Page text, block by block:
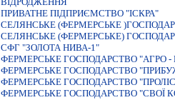
ПРИВАТНЕ ПIДПРИЄМСТВО "IСКРА"
СЕЛЯНСЬКЕ (ФЕРМЕРСЬКЕ
СЕЛЯНСЬКЕ (ФЕРМЕРСЬКЕ)
СФГ "ЗОЛОТА НИВА-1"
ФЕРМЕРСЬКЕ ГОСПОДАРСТВО "АГРО -
ФЕРМЕРСЬКЕ ГОСПОДАРСТВО
ФЕРМЕРСЬКЕ ГОСПОДАРСТВО
ФЕРМЕРСЬКЕ ГОСПОДАРСТВО "СВОЇ